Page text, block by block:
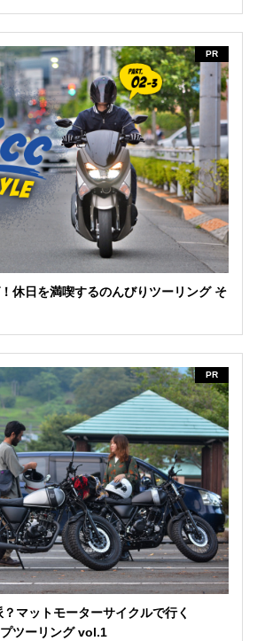
PR
休日を満喫するのんびりツーリング そ
PR
マットモーターサイクルで行く
ツーリング vol.1